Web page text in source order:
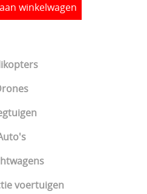
voertuigen
winkelwagen